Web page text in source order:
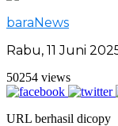
baraNews
Rabu, 11 Juni
50254 views
URL berhasil dicopy